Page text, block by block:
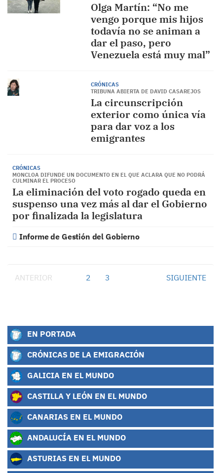
Olga Martín: “No me
vengo porque mis hijos
todavía no se animan a
dar el paso, pero
Venezuela está muy mal”
CRÓNICAS
TRIBUNA ABIERTA DE DAVID CASAREJOS
La circunscripción
exterior como única vía
para dar voz a los
emigrantes
CRÓNICAS
MONCLOA DIFUNDE UN DOCUMENTO EN EL QUE ACLARA QUE NO PODRÁ
CULMINAR EL PROCESO
La eliminación del voto rogado queda en
suspenso una vez más al dar el Gobierno
por finalizada la legislatura
Informe de Gestión del Gobierno
ANTERIOR 2 3 SIGUIENTE
EN PORTADA
CRÓNICAS DE LA EMIGRACIÓN
GALICIA EN EL MUNDO
CASTILLA Y LEÓN EN EL MUNDO
CANARIAS EN EL MUNDO
ANDALUCÍA EN EL MUNDO
ASTURIAS EN EL MUNDO